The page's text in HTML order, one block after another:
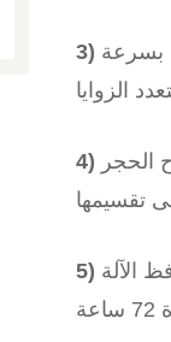
الخمسة شفرات بقطر 300-700 مم، بسرعة
الحجر
التي تبلغ ±0.01 مم، تحافظ الآلة